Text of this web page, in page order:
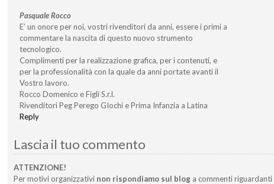
Pasquale Rocco
E’ un onore per noi, vostri rivenditori da anni, essere i primi a
commentare la nascita di questo nuovo strumento
tecnologico.
Complimenti per la realizzazione grafica, per i contenuti, e
per la professionalità con la quale da anni portate avanti il
Vostro lavoro.
Rocco Domenico e Figli S.r.l.
Rivenditori Peg Perego GIochi e Prima Infanzia a Latina
Reply
Lascia il tuo commento
ATTENZIONE!
Per motivi organizzativi non rispondiamo sul blog a commenti riguardanti